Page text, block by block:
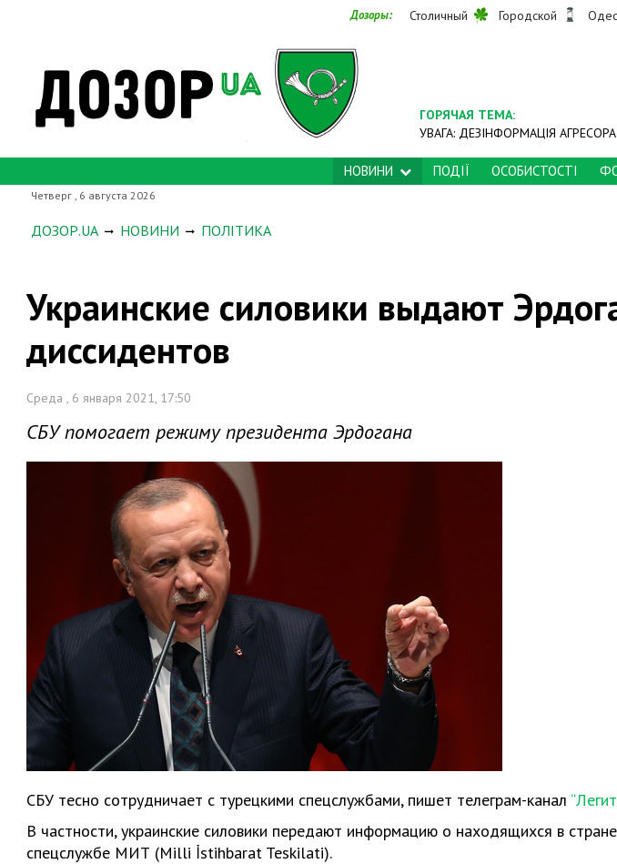
Дозоры: Столичный Городской
ГОРЯЧАЯ ТЕМА:
УВАГА: ДЕЗІНФОРМАЦІЯ АГРЕСОРА
НОВИНИ ПОДІЇ ОСОБИСТОСТІ
Четверг , 6 августа 2026
ДОЗОР.UA НОВИНИ ПОЛІТИКА
Украинские силовики выдают
диссидентов
Среда , 6 января 2021, 17:50
СБУ помогает режиму президента Эрдогана
СБУ тесно сотрудничает с турецкими спецслужбами, пишет телеграм-канал
В частности, украинские силовики передают информацию о находящихся в
спецслужбе МИТ (Milli İstihbarat Teskilati).